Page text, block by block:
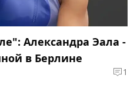
Александра Эала -
в Берлине
1